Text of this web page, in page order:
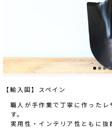
【輸入国】スペイン
職人が手作業で丁寧に作った
す。
実用性・インテリア性ともに抜